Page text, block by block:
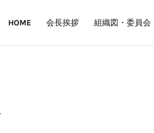
HOME 会長挨拶 組織図・委員会